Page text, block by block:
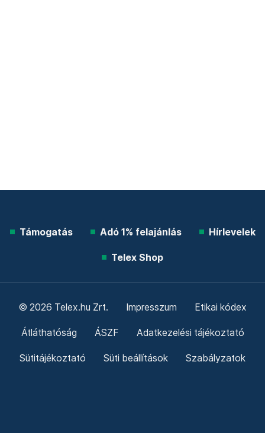
Támogatás Adó 1% felajánlás Hírlevelek
Telex Shop
© 2026 Telex.hu Zrt. Impresszum Etikai kódex
Átláthatóság ÁSZF Adatkezelési tájékoztató
Sütitájékoztató Süti beállítások Szabályzatok